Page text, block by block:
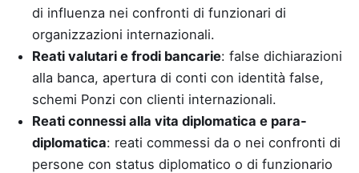
di influenza nei confronti di funzionari di
organizzazioni internazionali.
Reati valutari e frodi bancarie: false dichiarazioni
alla banca, apertura di conti con identità false,
schemi Ponzi con clienti internazionali.
Reati connessi alla vita diplomatica e para-
diplomatica: reati commessi da o nei confronti di
persone con status diplomatico o di funzionario